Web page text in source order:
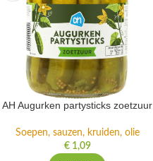
AH Augurken partysticks zoetzuur
Soepen, sauzen, kruiden, olie
€1,09